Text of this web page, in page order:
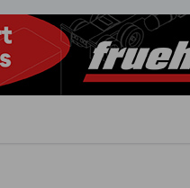
Einstellungen schließen